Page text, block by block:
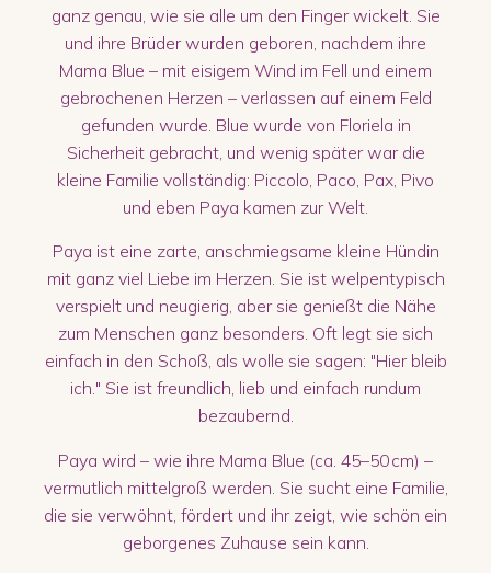
ganz genau, wie sie alle um den Finger wickelt. Sie
und ihre Brüder wurden geboren, nachdem ihre
Mama Blue – mit eisigem Wind im Fell und einem
gebrochenen Herzen – verlassen auf einem Feld
gefunden wurde. Blue wurde von Floriela in
Sicherheit gebracht, und wenig später war die
kleine Familie vollständig: Piccolo, Paco, Pax, Pivo
und eben Paya kamen zur Welt.
Paya ist eine zarte, anschmiegsame kleine Hündin
mit ganz viel Liebe im Herzen. Sie ist welpentypisch
verspielt und neugierig, aber sie genießt die Nähe
zum Menschen ganz besonders. Oft legt sie sich
einfach in den Schoß, als wolle sie sagen: "Hier bleib
ich." Sie ist freundlich, lieb und einfach rundum
bezaubernd.
Paya wird – wie ihre Mama Blue (ca. 45–50 cm) –
vermutlich mittelgroß werden. Sie sucht eine Familie,
die sie verwöhnt, fördert und ihr zeigt, wie schön ein
geborgenes Zuhause sein kann.